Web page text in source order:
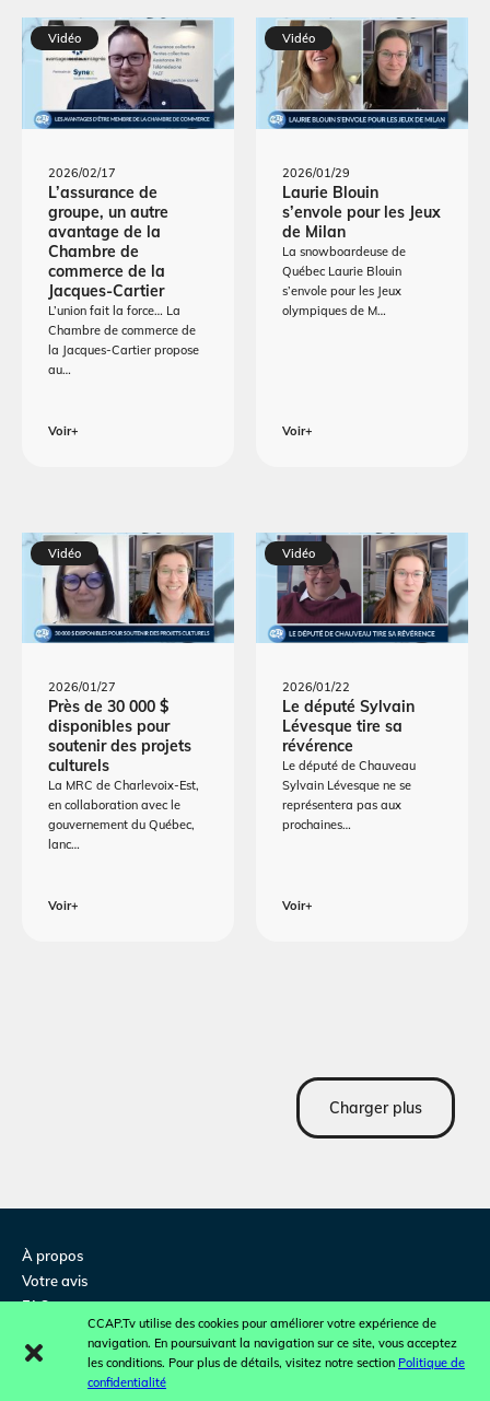
Vidéo
2026/02/17
L’assurance de
groupe, un autre
avantage de la
Chambre de
commerce de la
Jacques-Cartier
L’union fait la force… La
Chambre de commerce de
la Jacques-Cartier propose
au…
Voir+
Vidéo
2026/01/29
Laurie Blouin
s’envole pour les Jeux
de Milan
La snowboardeuse de
Québec Laurie Blouin
s’envole pour les Jeux
olympiques de M…
Voir+
Vidéo
2026/01/27
Près de 30 000 $
disponibles pour
soutenir des projets
culturels
La MRC de Charlevoix-Est,
en collaboration avec le
gouvernement du Québec,
lanc…
Voir+
Vidéo
2026/01/22
Le député Sylvain
Lévesque tire sa
révérence
Le député de Chauveau
Sylvain Lévesque ne se
représentera pas aux
prochaines…
Voir+
Charger plus
À propos
Votre avis
FAQ
Contactez-nous
Concours et promotions
CCAP.Tv utilise des cookies pour améliorer votre expérience de
navigation. En poursuivant la navigation sur ce site, vous acceptez
les conditions. Pour plus de détails, visitez notre section Politique de
confidentialité